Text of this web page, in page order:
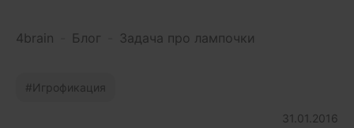
4brain Блог Задача про лампочки
Игрофикация
31.01.2016